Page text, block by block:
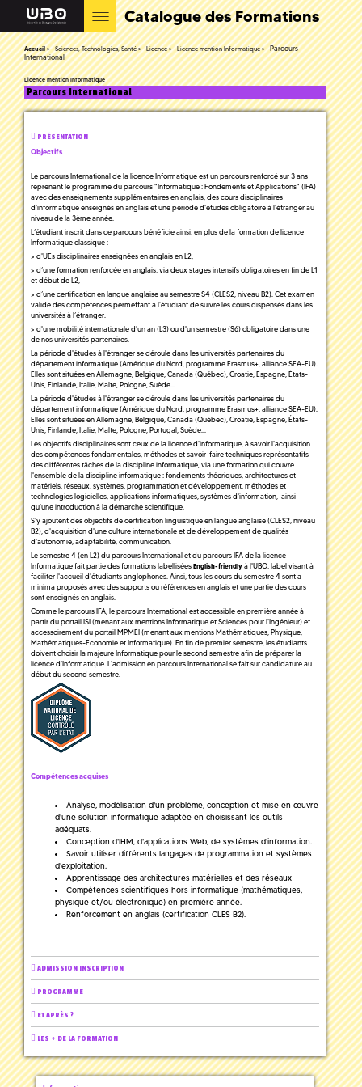
Catalogue des Formations
Accueil Sciences, Technologies, Santé Licence Licence mention Informatique
Parcours
International
Licence mention Informatique
Parcours International
PRÉSENTATION
Objectifs
Le parcours International de la licence Informatique est un parcours renforcé sur 3 ans
reprenant le programme du parcours "Informatique : Fondements et Applications" (IFA)
avec des enseignements supplémentaires en anglais, des cours disciplinaires
d'informatique enseignés en anglais et une période d'études obligatoire à l'étranger au
niveau de la 3ème année.
L’étudiant inscrit dans ce parcours bénéficie ainsi, en plus de la formation de licence
Informatique classique :
> d'UEs disciplinaires enseignées en anglais en L2,
> d’une formation renforcée en anglais, via deux stages intensifs obligatoires en fin de L1
et début de L2,
> d’une certification en langue anglaise au semestre S4 (CLES2, niveau B2). Cet examen
valide des compétences permettant à l’étudiant de suivre les cours dispensés dans les
universités à l’étranger.
> d'une mobilité internationale d'un an (L3) ou d'un semestre (S6) obligatoire dans une
de nos universités partenaires.
La période d'études à l'étranger se déroule dans les universités partenaires du
département informatique (Amérique du Nord, programme Erasmus+, alliance SEA-EU).
Elles sont situées en Allemagne, Belgique, Canada (Québec), Croatie, Espagne, États-
Unis, Finlande, Italie, Malte, Pologne, Suède...
La période d'études à l'étranger se déroule dans les universités partenaires du
département informatique (Amérique du Nord, programme Erasmus+, alliance SEA-EU).
Elles sont situées en Allemagne, Belgique, Canada (Québec), Croatie, Espagne, États-
Unis, Finlande, Italie, Malte, Pologne, Portugal, Suède...
Les objectifs disciplinaires sont ceux de la licence d'informatique, à savoir l'acquisition
des compétences fondamentales, méthodes et savoir-faire techniques représentatifs
des différentes tâches de la discipline informatique, via une formation qui couvre
l'ensemble de la discipline informatique : fondements théoriques, architectures et
matériels, réseaux, systèmes, programmation et développement, méthodes et
technologies logicielles, applications informatiques, systèmes d'information, ainsi
qu'une introduction à la démarche scientifique.
S'y ajoutent des objectifs de certification linguistique en langue anglaise (CLES2, niveau
B2), d'acquisition d'une culture internationale et de développement de qualités
d'autonomie, adaptabilité, communication.
Le semestre 4 (en L2) du parcours International et du parcours IFA de la licence
Informatique fait partie des formations labellisées English-friendly à l'UBO, label visant à
faciliter l'accueil d'étudiants anglophones. Ainsi, tous les cours du semestre 4 sont a
minima proposés avec des supports ou références en anglais et une partie des cours
sont enseignés en anglais.
Comme le parcours IFA, le parcours International est accessible en première année à
partir du portail ISI (menant aux mentions Informatique et Sciences pour l'Ingénieur) et
accessoirement du portail MPMEI (menant aux mentions Mathématiques, Physique,
Mathématiques-Economie et Informatique). En fin de premier semestre, les étudiants
doivent choisir la majeure Informatique pour le second semestre afin de préparer la
licence d'Informatique. L'admission en parcours International se fait sur candidature au
début du second semestre.
Compétences acquises
Analyse, modélisation d'un problème, conception et mise en œuvre
d'une solution informatique adaptée en choisissant les outils
adéquats.
Conception d'IHM, d'applications Web, de systèmes d'information.
Savoir utiliser différents langages de programmation et systèmes
d'exploitation.
Apprentissage des architectures matérielles et des réseaux
Compétences scientifiques hors informatique (mathématiques,
physique et/ou électronique) en première année.
Renforcement en anglais (certification CLES B2).
ADMISSION INSCRIPTION
PROGRAMME
ET APRÈS ?
LES + DE LA FORMATION